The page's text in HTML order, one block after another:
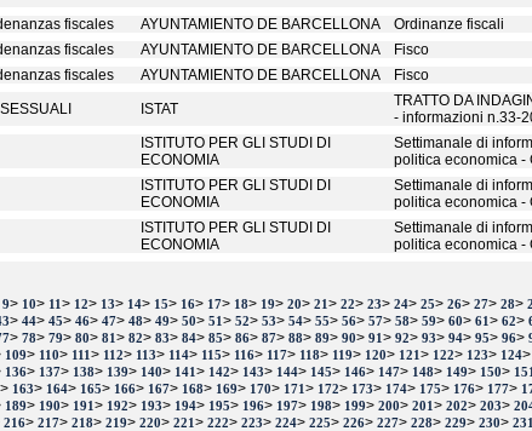
fiscales
AYUNTAMIENTO DE BARCELLONA Ordinanze fiscali
fiscales
AYUNTAMIENTO DE BARCELLONA Fisco
fiscales
AYUNTAMIENTO DE BARCELLONA Fisco
ISTAT
TRATTO DA
- informazioni n.33-
ISTITUTO PER GLI STUDI DI
ECONOMIA
Settimanale di
politica economica -
ISTITUTO PER GLI STUDI DI
ECONOMIA
Settimanale di
politica economica -
ISTITUTO PER GLI STUDI DI
ECONOMIA
Settimanale di
politica economica -
9> 10> 11> 12> 13> 14> 15> 16> 17> 18> 19> 20> 21> 22> 23> 24> 25> 26> 27> 28>
> 44> 45> 46> 47> 48> 49> 50> 51> 52> 53> 54> 55> 56> 57> 58> 59> 60> 61> 62>
> 78> 79> 80> 81> 82> 83> 84> 85> 86> 87> 88> 89> 90> 91> 92> 93> 94> 95> 96>
109> 110> 111> 112> 113> 114> 115> 116> 117> 118> 119> 120> 121> 122> 123> 124>
136> 137> 138> 139> 140> 141> 142> 143> 144> 145> 146> 147> 148> 149> 150> 151
> 163> 164> 165> 166> 167> 168> 169> 170> 171> 172> 173> 174> 175> 176> 177>
189> 190> 191> 192> 193> 194> 195> 196> 197> 198> 199> 200> 201> 202> 203>
216> 217> 218> 219> 220> 221> 222> 223> 224> 225> 226> 227> 228> 229> 230> 231